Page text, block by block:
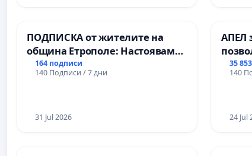
ПОДПИСКА от жителите на
община Етрополе: Настояваме
за ясни гаранции от “Елаците-
МЕД” АД и от държавата, че ще
164 подписи
140 Подписи / 7 дни
31 Jul 2026
АПЕЛ
35
140
24 Jul